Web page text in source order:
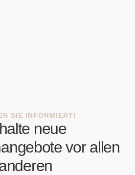
SIE INFORMIERT!
neue
vor allen